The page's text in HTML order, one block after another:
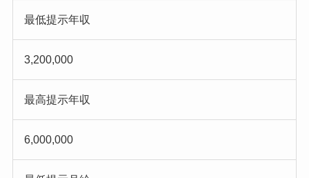
最低提示年収
3,200,000
最高提示年収
6,000,000